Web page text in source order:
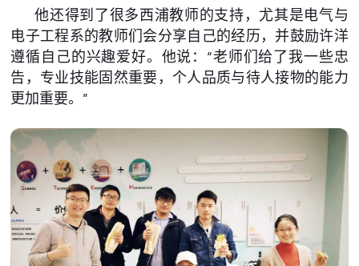
他还得到了很多西浦教师的支持，尤其是电气与
电子工程系的教师们会分享自己的经历，并鼓励许洋
遵循自己的兴趣爱好。他说：“老师们给了我一些忠
告，专业技能固然重要，个人品质与待人接物的能力
更加重要。”